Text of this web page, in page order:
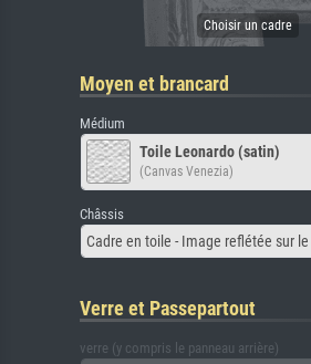
Moyen et brancard
Médium
Toile Leonardo (satin)
(Canvas Venezia)
Châssis
Cadre en toile - Image reflétée sur
Verre et Passepartout
verre (y compris le panneau arrière)